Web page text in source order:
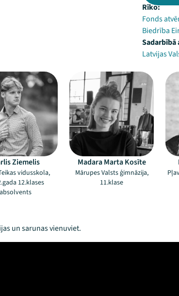
Rīko:
Fonds
Biedrība
Sadarbībā
Latvijas
Ziemelis
vidusskola,
12.klases
absolvents
Madara Marta Kosīte
Mārupes Valsts ģimnāzija,
11.klase
un sarunas vienuviet.